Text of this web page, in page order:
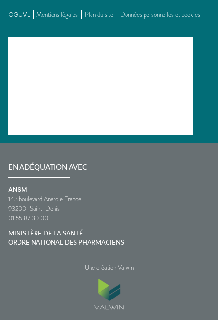
CGUVL Mentions légales Plan du site Données personnelles et cookies
EN ADÉQUATION AVEC
ANSM
143 boulevard Anatole France
93200 Saint-Denis
01 55 87 30 00
MINISTÈRE DE LA SANTÉ
ORDRE NATIONAL DES PHARMACIENS
Une création Valwin